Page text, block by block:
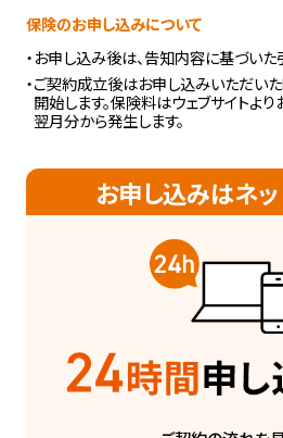
保険のお申し込みについて
・お申し込み後は、告知内容に基づいた
・ご契約成立後はお申し込みいただい
開始します。保険料はウェブサイトよ
翌月分から発生します。
お申し込みはネ